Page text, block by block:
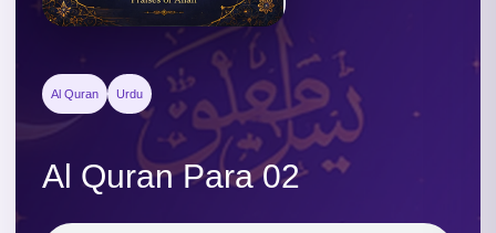
Al Quran Urdu
Al Quran Para 02